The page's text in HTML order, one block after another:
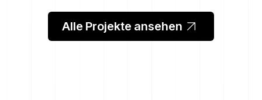
Alle Projekte ansehen